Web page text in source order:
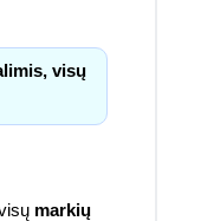
visų
markių